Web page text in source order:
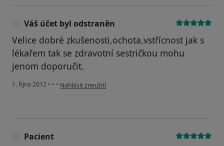
Váš účet byl odstraněn
Velice dobré zkušenosti,ochota,vstřícnost jak s
lékařem tak se zdravotní sestričkou mohu
jenom doporučit.
1. října 2012 • • • podle názoru uživatele Váš účet byl odstraněn
Nahlásit zneužití
Pacient